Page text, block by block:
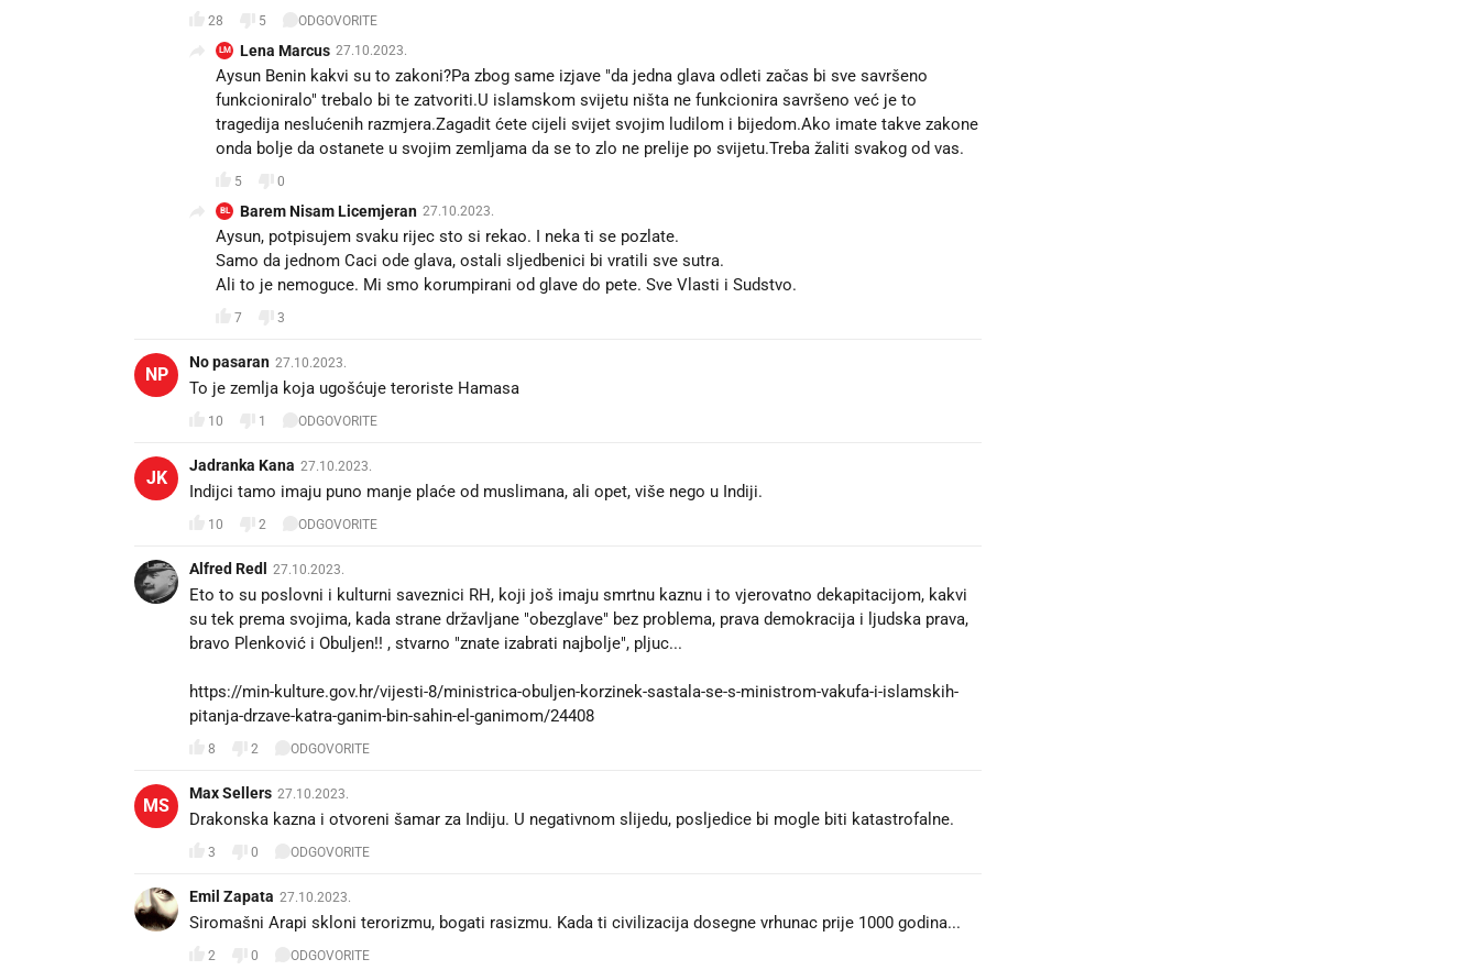
28 5 ODGOVORITE
LM Lena Marcus 27.10.2023.
Aysun Benin kakvi su to zakoni?Pa zbog same izjave "da jedna glava odleti začas bi sve savršeno
funkcioniralo" trebalo bi te zatvoriti.U islamskom svijetu ništa ne funkcionira savršeno već je to
tragedija neslućenih razmjera.Zagadit ćete cijeli svijet svojim ludilom i bijedom.Ako imate takve zakone
onda bolje da ostanete u svojim zemljama da se to zlo ne prelije po svijetu.Treba žaliti svakog od vas.
5 0
BL Barem Nisam Licemjeran 27.10.2023.
Aysun, potpisujem svaku rijec sto si rekao. I neka ti se pozlate.
Samo da jednom Caci ode glava, ostali sljedbenici bi vratili sve sutra.
Ali to je nemoguce. Mi smo korumpirani od glave do pete. Sve Vlasti i Sudstvo.
7 3
NP
No pasaran 27.10.2023.
To je zemlja koja ugošćuje teroriste Hamasa
10 1 ODGOVORITE
JK
Jadranka Kana 27.10.2023.
Indijci tamo imaju puno manje plaće od muslimana, ali opet, više nego u Indiji.
10 2 ODGOVORITE
Alfred Redl 27.10.2023.
Eto to su poslovni i kulturni saveznici RH, koji još imaju smrtnu kaznu i to vjerovatno dekapitacijom, kakvi
su tek prema svojima, kada strane državljane "obezglave" bez problema, prava demokracija i ljudska prava,
bravo Plenković i Obuljen!! , stvarno "znate izabrati najbolje", pljuc...
https://min-kulture.gov.hr/vijesti-8/ministrica-obuljen-korzinek-sastala-se-s-ministrom-vakufa-i-islamskih-
pitanja-drzave-katra-ganim-bin-sahin-el-ganimom/24408
8 2 ODGOVORITE
MS
Max Sellers 27.10.2023.
Drakonska kazna i otvoreni šamar za Indiju. U negativnom slijedu, posljedice bi mogle biti katastrofalne.
3 0 ODGOVORITE
Emil Zapata 27.10.2023.
Siromašni Arapi skloni terorizmu, bogati rasizmu. Kada ti civilizacija dosegne vrhunac prije 1000 godina...
2 0 ODGOVORITE